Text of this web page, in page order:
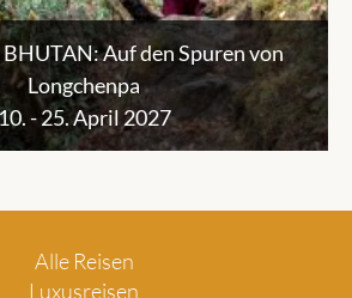
Auf den Spuren von
Longchenpa
- 25. April 2027
Alle Reisen
Luxusreisen